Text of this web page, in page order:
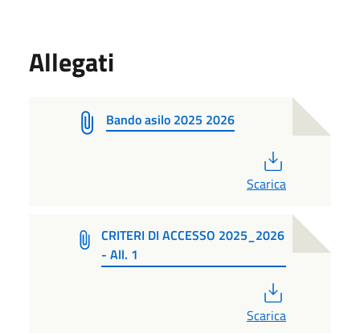
Allegati
Bando asilo 2025 2026
Scarica
CRITERI DI ACCESSO 2025_2026
- All. 1
Scarica